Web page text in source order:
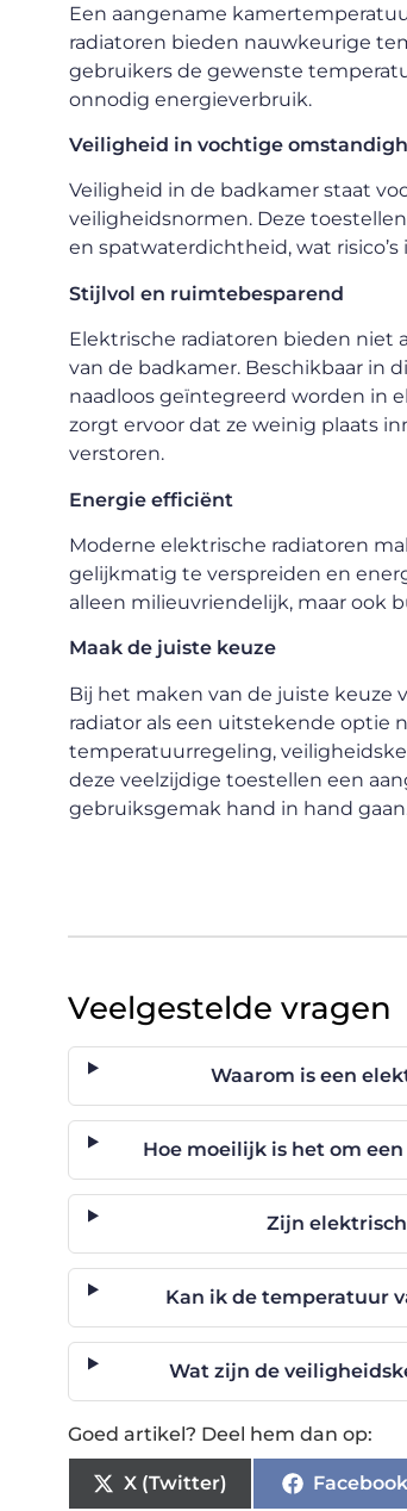
Een aangename
radiatoren bieden nauwkeurige
gebruikers de gewenste
onnodig energieverbruik.
Veiligheid in vochtige
Veiligheid in de badkamer staat
veiligheidsnormen. Deze
en spatwaterdichtheid, wat
Stijlvol en ruimtebesparend
Elektrische radiatoren bieden niet
van de badkamer. Beschikbaar in
naadloos geïntegreerd worden in
zorgt ervoor dat ze weinig plaats
verstoren.
Energie efficiënt
Moderne elektrische radiatoren
gelijkmatig te verspreiden en
alleen milieuvriendelijk, maar ook
Maak de juiste keuze
Bij het maken van de juiste keuze
radiator als een uitstekende optie
temperatuurregeling,
deze veelzijdige toestellen een
gebruiksgemak hand in hand
Veelgestelde vragen
Waarom is een
Hoe moeilijk is het om
Zijn
Kan ik de temperatuur
Wat zijn de
Goed artikel? Deel hem dan op:
X (Twitter) Facebook